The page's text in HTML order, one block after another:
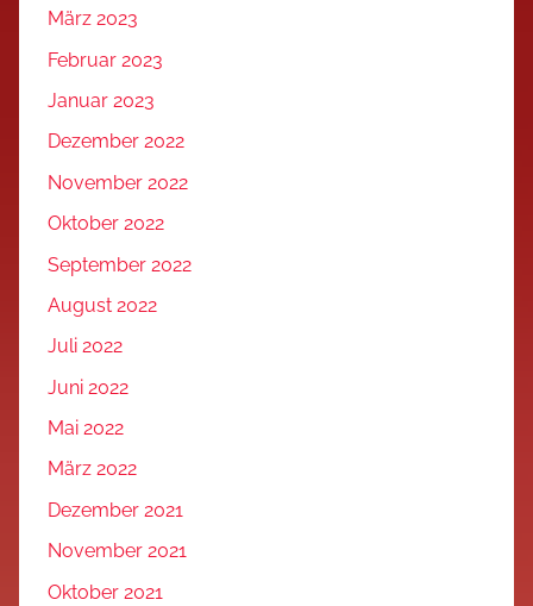
März 2023
Februar 2023
Januar 2023
Dezember 2022
November 2022
Oktober 2022
September 2022
August 2022
Juli 2022
Juni 2022
Mai 2022
März 2022
Dezember 2021
November 2021
Oktober 2021